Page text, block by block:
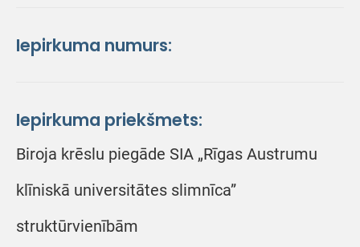
Iepirkuma numurs:
Iepirkuma priekšmets:
Biroja krēslu piegāde SIA „Rīgas Austrumu
klīniskā universitātes slimnīca”
struktūrvienībām